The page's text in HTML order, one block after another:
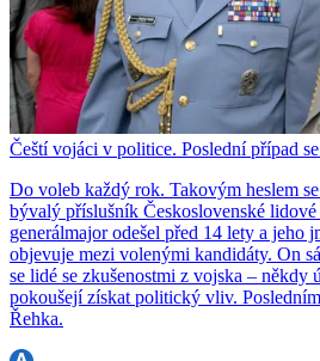
Čeští vojáci v politice. Poslední případ
Do voleb každý rok. Takovým heslem
bývalý příslušník Československé
generálmajor odešel před 14 lety a jeho
objevuje mezi volenými kandidáty. On
se lidé se zkušenostmi z vojska – někdy
pokoušejí získat politický vliv.
Řehka.